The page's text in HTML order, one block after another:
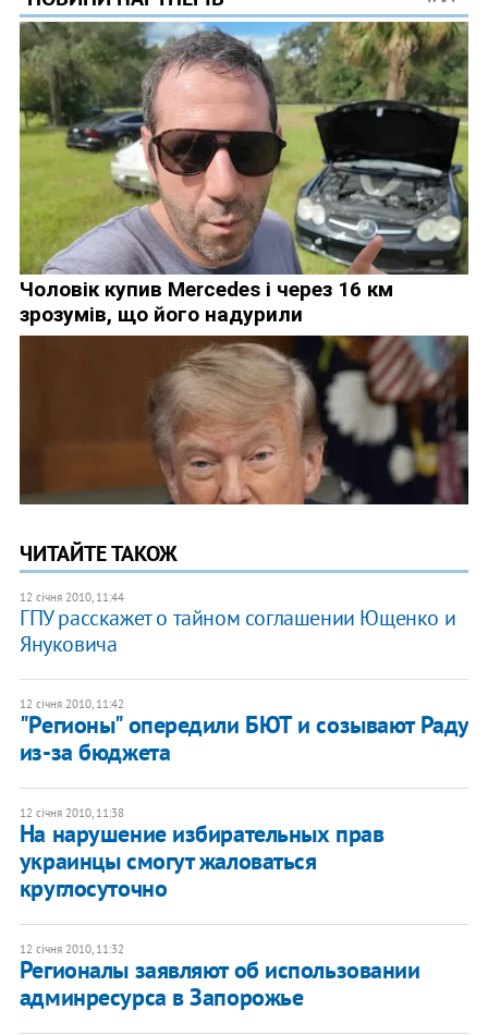
ЧИТАЙТЕ ТАКОЖ
12 січня 2010, 11:44
ГПУ расскажет о тайном соглашении Ющенко и
Януковича
12 січня 2010, 11:42
"Регионы" опередили БЮТ и созывают Раду
из-за бюджета
12 січня 2010, 11:38
На нарушение избирательных прав
украинцы смогут жаловаться
круглосуточно
12 січня 2010, 11:32
Регионалы заявляют об использовании
админресурса в Запорожье